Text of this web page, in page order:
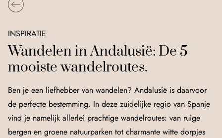
INSPIRATIE
Wandelen in Andalusië: De 5
mooiste wandelroutes.
Ben je een liefhebber van wandelen? Andalusië is daarvoor
de perfecte bestemming. In deze zuidelijke regio van Spanje
vind je namelijk allerlei prachtige wandelroutes: van ruige
bergen en groene natuurparken tot charmante witte dorpjes